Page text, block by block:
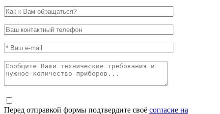
Перед отправкой формы подтвердите своё согласие на